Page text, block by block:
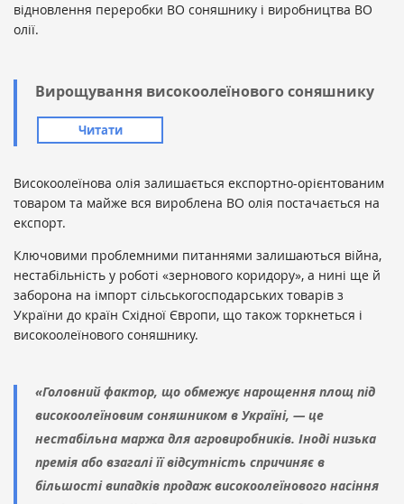
відновлення переробки ВО соняшнику і виробництва ВО
олії.
Вирощування високоолеїнового соняшнику
Читати
Високоолеїнова олія залишається експортно-орієнтованим
товаром та майже вся вироблена ВО олія постачається на
експорт.
Ключовими проблемними питаннями залишаються війна,
нестабільність у роботі «зернового коридору», а нині ще й
заборона на імпорт сільськогосподарських товарів з
України до країн Східної Європи, що також торкнеться і
високоолеїнового соняшнику.
«Головний фактор, що обмежує нарощення площ під
високоолеїновим соняшником в Україні, — це
нестабільна маржа для агровиробників. Іноді низька
премія або взагалі її відсутність спричиняє в
більшості випадків продаж високоолеїнового насіння